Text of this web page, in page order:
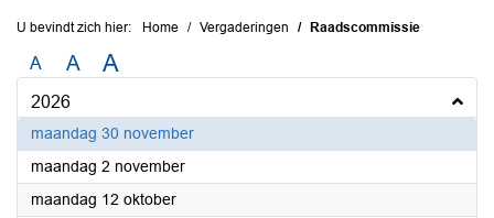
U bevindt zich hier: Home Vergaderingen Raadscommissie
A A A
2026
maandag 30 november2026
maandag 2 november2026
maandag 12 oktober2026